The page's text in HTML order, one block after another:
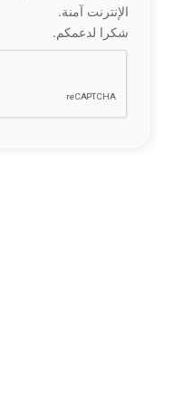
الإنترنت آمنة.
شكرا لدعمكم.